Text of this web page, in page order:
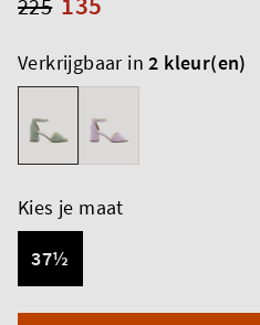
225
Verkrijgbaar in2 kleur(en)
Kies je maat
37½